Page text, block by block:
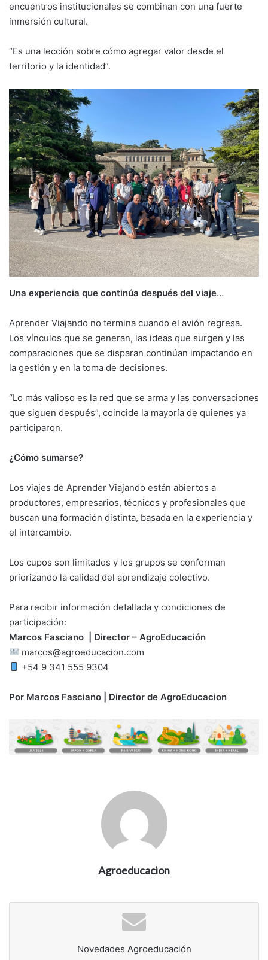
encuentros institucionales se combinan con una fuerte
inmersión cultural.
“Es una lección sobre cómo agregar valor desde el
territorio y la identidad”.
Una experiencia que continúa después del viaje…
Aprender Viajando no termina cuando el avión regresa.
Los vínculos que se generan, las ideas que surgen y las
comparaciones que se disparan continúan impactando en
la gestión y en la toma de decisiones.
“Lo más valioso es la red que se arma y las conversaciones
que siguen después”, coincide la mayoría de quienes ya
participaron.
¿Cómo sumarse?
Los viajes de Aprender Viajando están abiertos a
productores, empresarios, técnicos y profesionales que
buscan una formación distinta, basada en la experiencia y
el intercambio.
Los cupos son limitados y los grupos se conforman
priorizando la calidad del aprendizaje colectivo.
Para recibir información detallada y condiciones de
participación:
Marcos Fasciano | Director – AgroEducación
marcos@agroeducacion.com
+54 9 341 555 9304
Por Marcos Fasciano | Director de AgroEducacion
Agroeducacion
Novedades Agroeducación